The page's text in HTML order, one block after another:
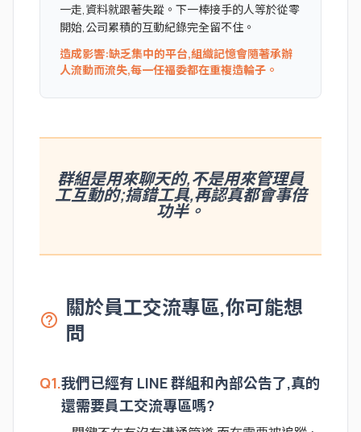
一走,資料就跟著失蹤。下一棒接手的人等於從零
開始,公司累積的互動紀錄完全留不住。
造成影響:缺乏集中的平台,組織記憶會隨著承辦
人流動而流失,每一任福委都在重複造輪子。
群組是用來聊天的,不是用來管理員
工互動的;搞錯工具,再認真都會事倍
功半。
help_outline 關於員工交流專區,你可能想
問
Q1.我們已經有 LINE 群組和內部公告了,真的
還需要員工交流專區嗎?